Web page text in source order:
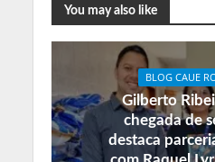
You may also like
BLOG CAUE
Gilberto
chegada de
destaca